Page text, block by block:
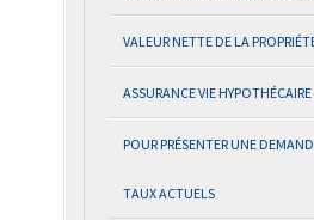
VALEUR NETTE DE LA
ASSURANCE VIE HYPOTHÉCAIRE
POUR PRÉSENTER UNE
TAUX ACTUELS